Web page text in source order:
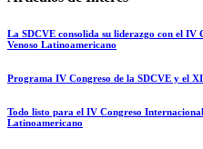
La SDCVE consolida su liderazgo con el
Venoso Latinoamericano
Programa IV Congreso de la SDCVE y el
Todo listo para el IV Congreso
Latinoamericano